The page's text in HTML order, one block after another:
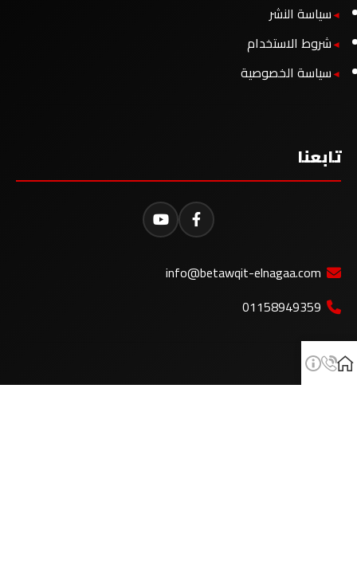
سياسة النشر
شروط الاستخدام
سياسة الخصوصية
تابعنا
info@betawqit-elnagaa.com
01158949359
الإعلانات